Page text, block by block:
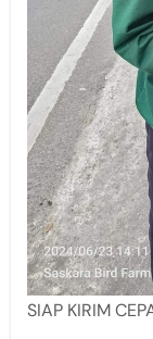
SIAP KIRIM